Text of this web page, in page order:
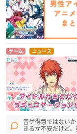
ゲーム ニュース
音ゲ得意ではない
きるか不安だけど